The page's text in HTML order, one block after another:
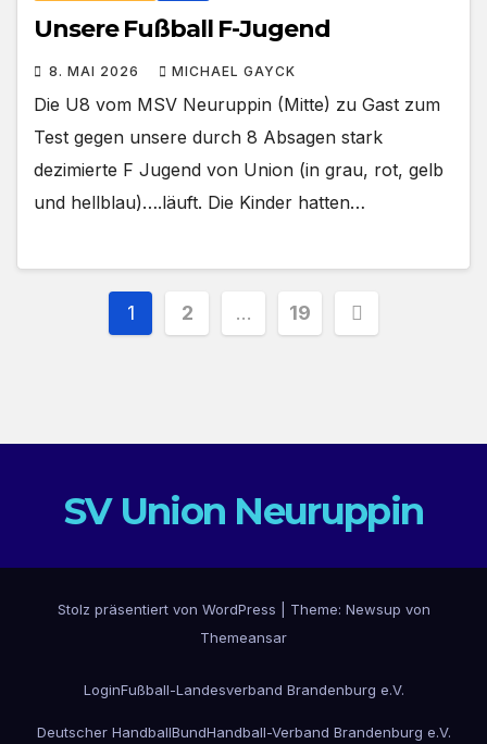
Unsere Fußball F-Jugend
8. MAI 2026 MICHAEL GAYCK
Die U8 vom MSV Neuruppin (Mitte) zu Gast zum
Test gegen unsere durch 8 Absagen stark
dezimierte F Jugend von Union (in grau, rot, gelb
und hellblau)….läuft. Die Kinder hatten…
Seitennummerierung
1 2 … 19
SV Union Neuruppin
Stolz präsentiert von WordPress
Theme: Newsup von
Themeansar
LoginFußball-Landesverband Brandenburg e.V.
Deutscher HandballBundHandball-Verband Brandenburg e.V.